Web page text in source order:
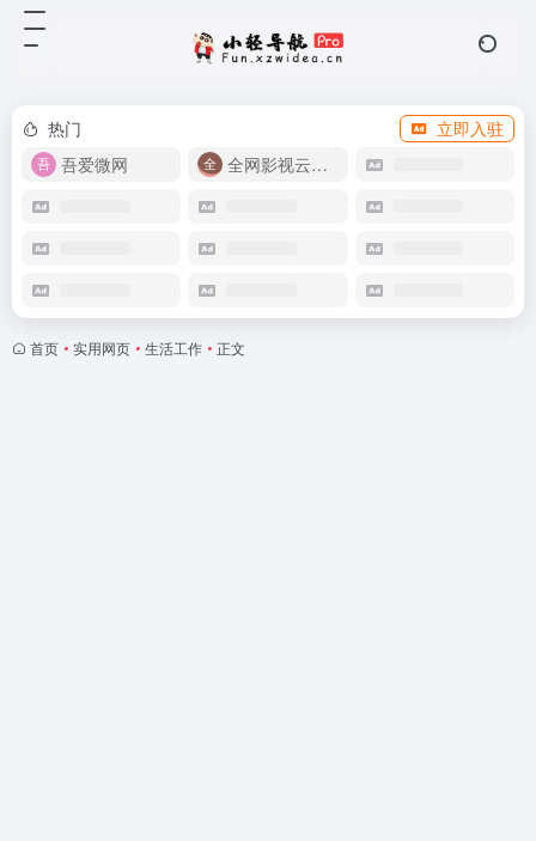
热门
立即入驻
吾爱微网
全网影视云盘资源
首页 • 实用网页 • 生活工作 • 正文